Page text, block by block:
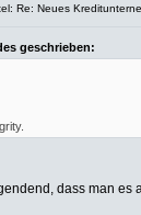
Re: Neues
geschrieben:
dass man es